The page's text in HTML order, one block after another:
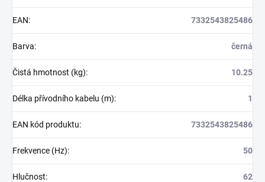
EAN: 7332543825486
Barva: černá
Čistá hmotnost (kg): 10.25
Délka přívodního kabelu (m): 1
EAN kód produktu: 7332543825486
Frekvence (Hz): 50
Hlučnost: 62